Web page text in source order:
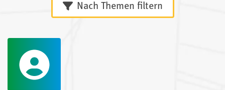
Nach Themen filtern